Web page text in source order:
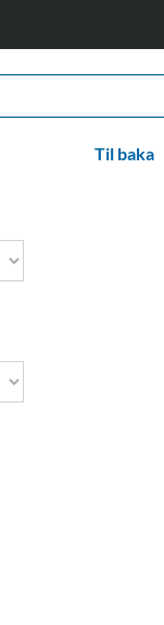
Til baka